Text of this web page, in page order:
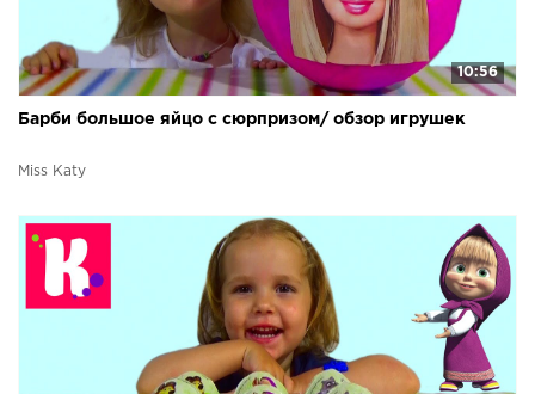
10:56
Барби большое яйцо с сюрпризом/ обзор игрушек
Miss Katy